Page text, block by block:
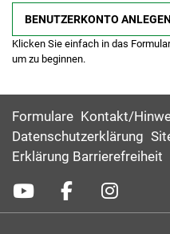
Klicken Sie einfach in das
um zu beginnen.
Formulare Kontakt/
Datenschutzerklärung
Erklärung Barrierefreiheit